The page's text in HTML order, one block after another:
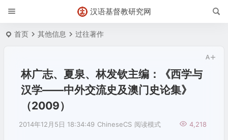
汉语基督教研究网
首页 其他信息 过往著作
林广志、夏泉、林发钦主编：《西学与
汉学——中外交流史及澳门史论集》
（2009）
2014年12月5日 18:34:49 ChineseCS 4,218
阅读模式